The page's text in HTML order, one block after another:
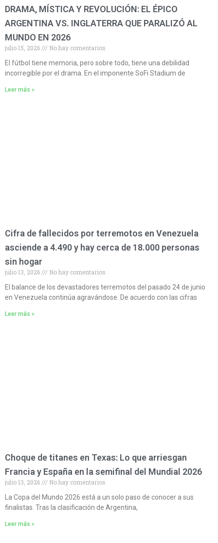
DRAMA, MÍSTICA Y REVOLUCIÓN: EL ÉPICO
ARGENTINA VS. INGLATERRA QUE PARALIZÓ AL
MUNDO EN 2026
julio 15, 2026
No hay comentarios
El fútbol tiene memoria, pero sobre todo, tiene una debilidad
incorregible por el drama. En el imponente SoFi Stadium de
Leer más »
Cifra de fallecidos por terremotos en Venezuela
asciende a 4.490 y hay cerca de 18.000 personas
sin hogar
julio 13, 2026
No hay comentarios
El balance de los devastadores terremotos del pasado 24 de junio
en Venezuela continúa agravándose. De acuerdo con las cifras
Leer más »
Choque de titanes en Texas: Lo que arriesgan
Francia y España en la semifinal del Mundial 2026
julio 13, 2026
No hay comentarios
La Copa del Mundo 2026 está a un solo paso de conocer a sus
finalistas. Tras la clasificación de Argentina,
Leer más »